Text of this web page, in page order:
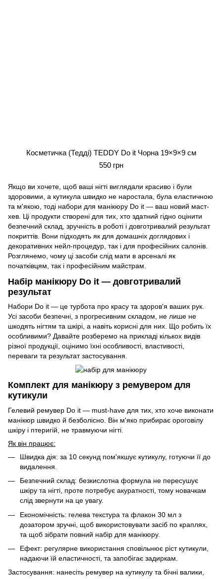
Косметичка (Тедді) TEDDY Do it Чорна 19×9×9 см
550 грн
Якщо ви хочете, щоб ваші нігті виглядали красиво і були
здоровими, а кутикула швидко не наростала, була еластичною
та м'якою, тоді набори для манікюру Do it — ваш новий маст-
хев. Ці продукти створені для тих, хто здатний гідно оцінити
безпечний склад, зручність в роботі і довготривалий результат
покриттів. Вони підходять як для домашніх доглядових і
декоративних нейл-процедур, так і для професійних салонів.
Розглянемо, чому ці засоби слід мати в арсеналі як
початківцям, так і професійним майстрам.
Набір манікюру Do it — довготривалий
результат
Набори Do it — це турбота про красу та здоров'я ваших рук.
Усі засоби безпечні, з прогресивним складом, не лише не
шкодять нігтям та шкірі, а навіть корисні для них. Що робить їх
особливими? Давайте розберемо на прикладі кількох видів
різної продукції, оцінимо їхні особливості, властивості,
переваги та результат застосування.
Комплект для манікюру з ремувером для
кутикули
Гелевий ремувер Do it — must-have для тих, хто хоче виконати
манікюр швидко й безболісно. Він м'яко прибирає ороговілу
шкіру і птеригій, не травмуючи нігті.
Як він працює:
Швидка дія: за 10 секунд пом'якшує кутикулу, готуючи її до
видалення.
Безпечний склад: безкислотна формула не пересушує
шкіру та нігті, проте потребує акуратності, тому новачкам
слід звернути на це увагу.
Економічність: гелева текстура та флакон 30 мл з
дозатором зручні, щоб використовувати засіб по краплях,
та щоб зібрати повний набір для манікюру.
Ефект: регулярне використання сповільнює ріст кутикули,
надаючи їй еластичності, та запобігає задиркам.
Застосування: нанесіть ремувер на кутикулу та бічні валики,